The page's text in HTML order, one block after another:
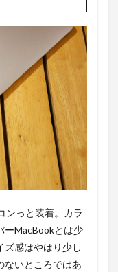
ンっと装着。カラ
ーMacBookとは少
ズ感はやはり少し
ないところではあ